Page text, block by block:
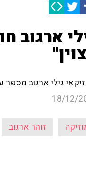
ארגוב
גילי ארגוב
18/12/
זוהר ארגוב